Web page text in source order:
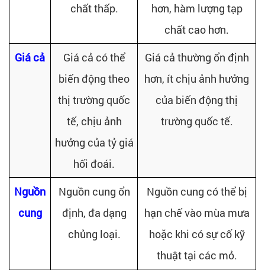
chất thấp.
hơn, hàm lượng tạp
chất cao hơn.
Giá cả
Giá cả có thể
biến động theo
thị trường quốc
tế, chịu ảnh
hưởng của tỷ giá
hối đoái.
Giá cả thường ổn định
hơn, ít chịu ảnh hưởng
của biến động thị
trường quốc tế.
Nguồn
cung
Nguồn cung ổn
định, đa dạng
chủng loại.
Nguồn cung có thể bị
hạn chế vào mùa mưa
hoặc khi có sự cố kỹ
thuật tại các mỏ.